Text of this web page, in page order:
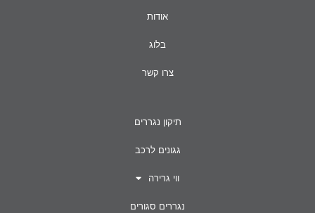
אודות
בלוג
צרו קשר
תיקון נגררים
גגונים לרכב
ווי גרירה
נגררים סגורים